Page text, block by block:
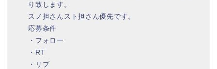
り致します。
スノ担さんスト担さん優先です。
応募条件
・フォロー
・RT
・リプ